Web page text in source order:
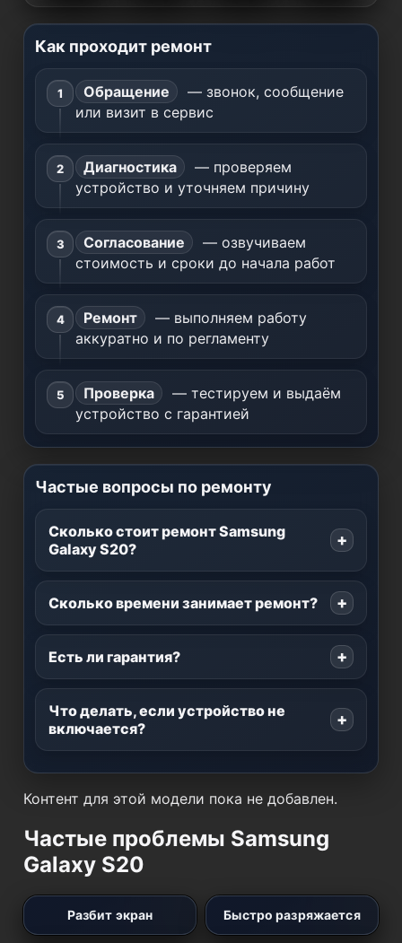
Как проходит ремонт
Обращение
— звонок, сообщение
или визит в сервис
Диагностика
— проверяем
устройство и уточняем причину
Согласование
— озвучиваем
стоимость и сроки до начала работ
Ремонт
— выполняем работу
аккуратно и по регламенту
Проверка
— тестируем и выдаём
устройство с гарантией
Частые вопросы по ремонту
Сколько стоит ремонт Samsung
Galaxy S20?
Сколько времени занимает ремонт?
Есть ли гарантия?
Что делать, если устройство не
включается?
Контент для этой модели пока не добавлен.
Частые проблемы Samsung
Galaxy S20
Разбит экран Быстро разряжается